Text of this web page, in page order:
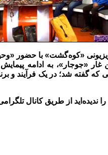
«کوه‌گشت» با حضور
«جوجار»، به ادامه